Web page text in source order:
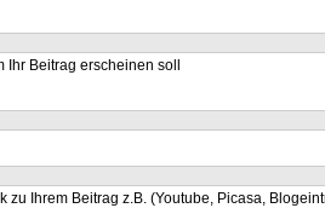
Ihr Beitrag erscheinen soll
zu Ihrem Beitrag z.B. (Youtube, Picasa,